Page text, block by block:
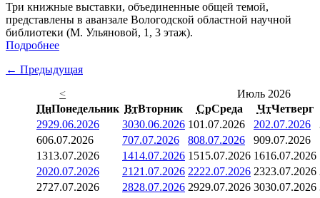
Три книжные выставки, объединенные общей темой,
представлены в аванзале Вологодской областной научной
библиотеки (М. Ульяновой, 1, 3 этаж).
Подробнее
← Предыдущая
<
Июль 2026
ПнПонедельник ВтВторник СрСреда ЧтЧетверг
2929.06.2026 3030.06.2026 101.07.2026 202.07.2026
606.07.2026 707.07.2026 808.07.2026 909.07.2026
1313.07.2026 1414.07.2026 1515.07.2026 1616.07.2026
2020.07.2026 21 21.07.2026 2222.07.2026 2323.07.2026
2727.07.2026 2828.07.2026 2929.07.2026 3030.07.2026